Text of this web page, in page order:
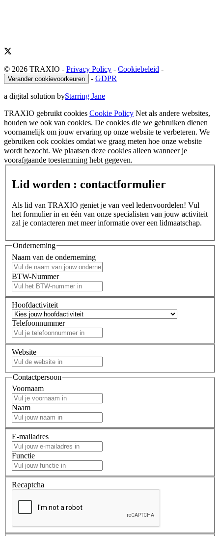
© 2026 TRAXIO - Privacy Policy - Cookiebeleid -
Verander cookievoorkeuren - GDPR
a digital solution byStarring Jane
TRAXIO gebruikt cookies Cookie Policy Net als andere websites,
houden we ook van cookies. De cookies die we gebruiken dienen
voornamelijk om jouw ervaring op onze website te verbeteren. We
gebruiken ook cookies omdat we graag meten hoe onze website
wordt bezocht. We plaatsen deze cookies alleen wanneer je
voorafgaande toestemming hebt gegeven.
Lid worden : contactformulier
Als lid van TRAXIO geniet je van veel ledenvoordelen! Vul
het formulier in en één van onze specialisten van jouw activiteit
zal je contacteren met meer informatie over een lidmaatschap.
Onderneming
Naam van de onderneming
BTW-Nummer
Hoofdactiviteit
Telefoonnummer
Website
Contactpersoon
Voornaam
Naam
E-mailadres
Functie
Recaptcha